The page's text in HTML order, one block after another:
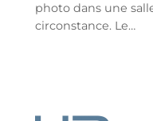
photo dans une
circonstance. Le…